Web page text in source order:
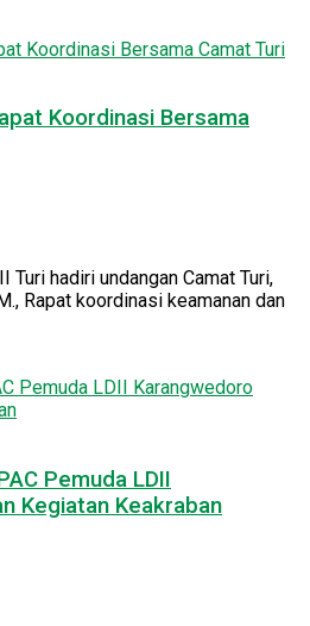
Koordinasi Bersama
Turi hadiri undangan Camat Turi,
Rapat koordinasi keamanan dan
Pemuda LDII
Kegiatan Keakraban